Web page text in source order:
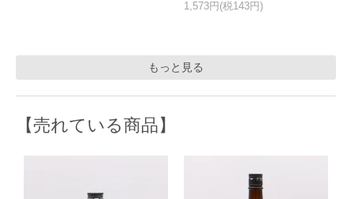
1,573円(税143円)
もっと見る
【売れている商品】